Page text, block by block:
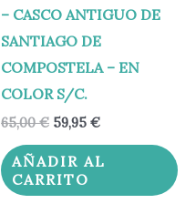
– CASCO ANTIGUO DE
SANTIAGO DE
COMPOSTELA – EN
COLOR S/C.
65,00€ 59,95 €
AÑADIR AL
CARRITO